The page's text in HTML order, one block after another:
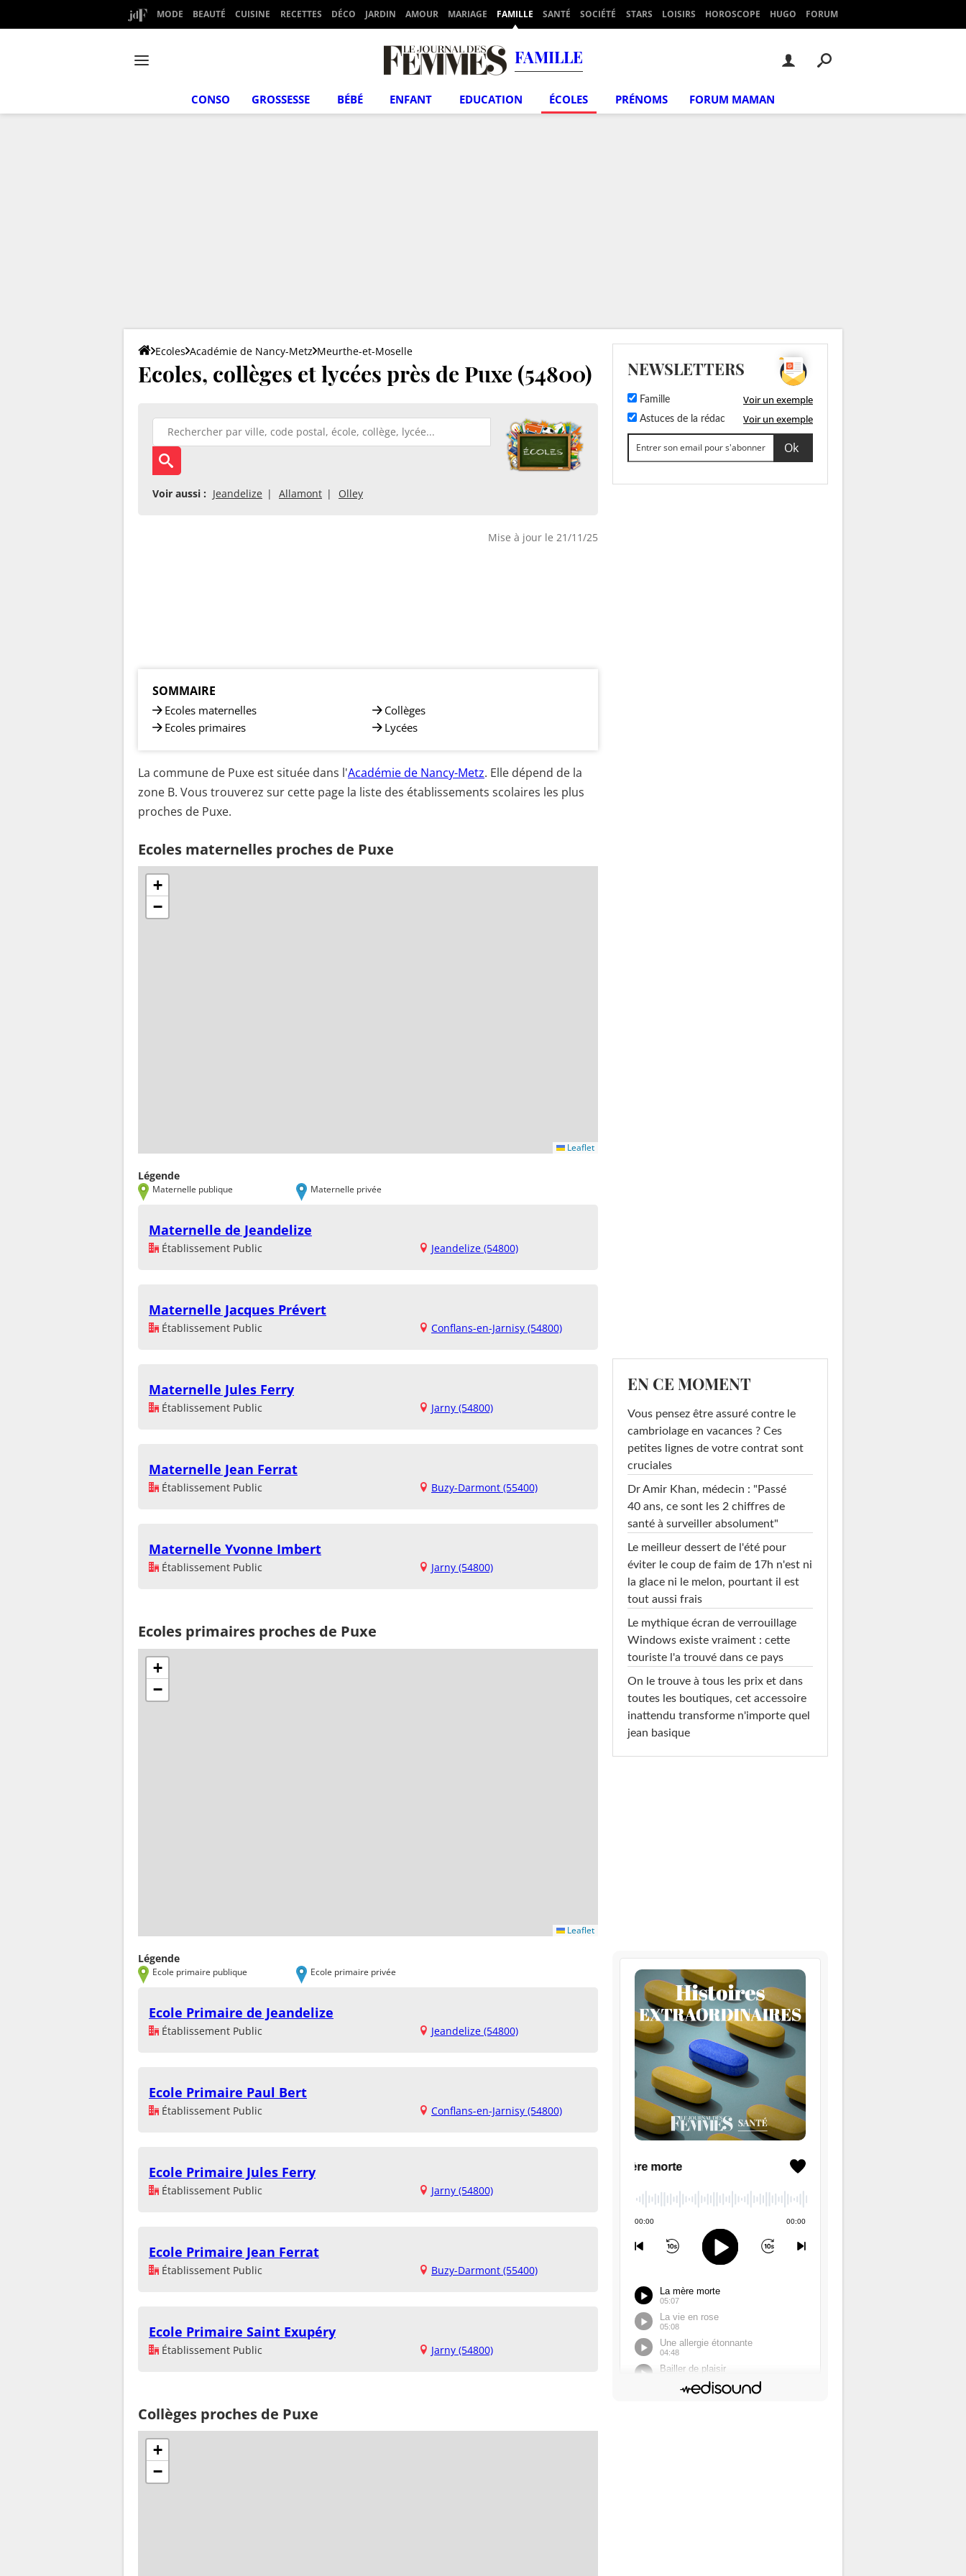
MODE BEAUTÉ CUISINE RECETTES DÉCO JARDIN AMOUR MARIAGE FAMILLE SANTÉ SOCIÉTÉ STARS LOISIRS HOROSCOPE HUGO FORUM
FAMILLE
CONSO GROSSESSE BÉBÉ ENFANT EDUCATION ÉCOLES PRÉNOMS FORUM MAMAN
Ecoles Académie de Nancy-Metz Meurthe-et-Moselle
Ecoles, collèges et lycées près de Puxe (54800)
Voir aussi : Jeandelize Allamont Olley
Mise à jour le 21/11/25
SOMMAIRE
Ecoles maternelles
Ecoles primaires
Collèges
Lycées
La commune de Puxe est située dans l'Académie de Nancy-Metz. Elle dépend de la
zone B. Vous trouverez sur cette page la liste des établissements scolaires les plus
proches de Puxe.
Ecoles maternelles proches de Puxe
+
−
Leaflet
Légende
Maternelle publique Maternelle privée
Maternelle de Jeandelize
Établissement Public Jeandelize (54800)
Maternelle Jacques Prévert
Établissement Public Conflans-en-Jarnisy (54800)
Maternelle Jules Ferry
Établissement Public Jarny (54800)
Maternelle Jean Ferrat
Établissement Public Buzy-Darmont (55400)
Maternelle Yvonne Imbert
Établissement Public Jarny (54800)
Ecoles primaires proches de Puxe
+
−
Leaflet
Légende
Ecole primaire publique Ecole primaire privée
Ecole Primaire de Jeandelize
Établissement Public Jeandelize (54800)
Ecole Primaire Paul Bert
Établissement Public Conflans-en-Jarnisy (54800)
Ecole Primaire Jules Ferry
Établissement Public Jarny (54800)
Ecole Primaire Jean Ferrat
Établissement Public Buzy-Darmont (55400)
Ecole Primaire Saint Exupéry
Établissement Public Jarny (54800)
Collèges proches de Puxe
+
−
NEWSLETTERS
Famille Voir un exemple
Astuces de la rédac Voir un exemple
EN CE MOMENT
Vous pensez être assuré contre le
cambriolage en vacances ? Ces
petites lignes de votre contrat sont
cruciales
Dr Amir Khan, médecin : "Passé
40 ans, ce sont les 2 chiffres de
santé à surveiller absolument"
Le meilleur dessert de l'été pour
éviter le coup de faim de 17h n'est ni
la glace ni le melon, pourtant il est
tout aussi frais
Le mythique écran de verrouillage
Windows existe vraiment : cette
touriste l'a trouvé dans ce pays
On le trouve à tous les prix et dans
toutes les boutiques, cet accessoire
inattendu transforme n'importe quel
jean basique